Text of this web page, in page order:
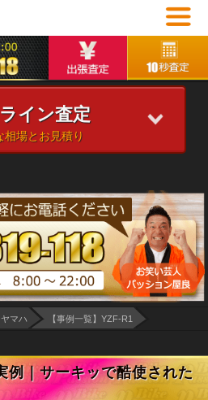
イン査定
相場とお見積り
ヤマハ 【事例一覧】YZF-R1
例｜サーキッで酷使された